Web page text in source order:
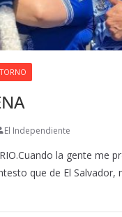
El Independiente
la gente me
que de El Salvador,